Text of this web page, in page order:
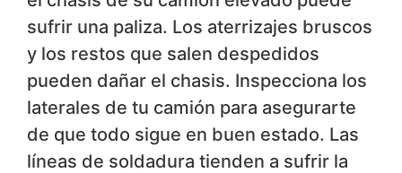
sufrir una paliza. Los aterrizajes bruscos
y los restos que salen despedidos
pueden dañar el chasis. Inspecciona los
laterales de tu camión para asegurarte
de que todo sigue en buen estado. Las
líneas de soldadura tienden a sufrir la